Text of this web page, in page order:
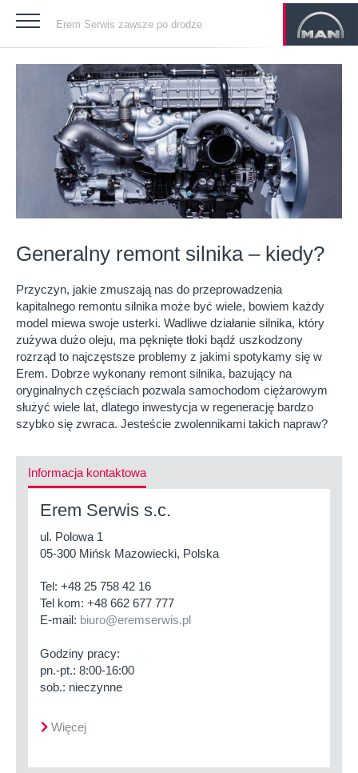
Erem Serwis zawsze po drodze
Generalny remont silnika – kiedy?
Przyczyn, jakie zmuszają nas do przeprowadzenia
kapitalnego remontu silnika może być wiele, bowiem każdy
model miewa swoje usterki. Wadliwe działanie silnika, który
zużywa dużo oleju, ma pęknięte tłoki bądź uszkodzony
rozrząd to najczęstsze problemy z jakimi spotykamy się w
Erem. Dobrze wykonany remont silnika, bazujący na
oryginalnych częściach pozwala samochodom ciężarowym
służyć wiele lat, dlatego inwestycja w regenerację bardzo
szybko się zwraca. Jesteście zwolennikami takich napraw?
Informacja kontaktowa
Erem Serwis s.c.
ul. Polowa 1
05-300 Mińsk Mazowiecki, Polska
Tel: +48 25 758 42 16
Tel kom: +48 662 677 777
E-mail: biuro@eremserwis.pl
Godziny pracy:
pn.-pt.: 8:00-16:00
sob.: nieczynne
Więcej